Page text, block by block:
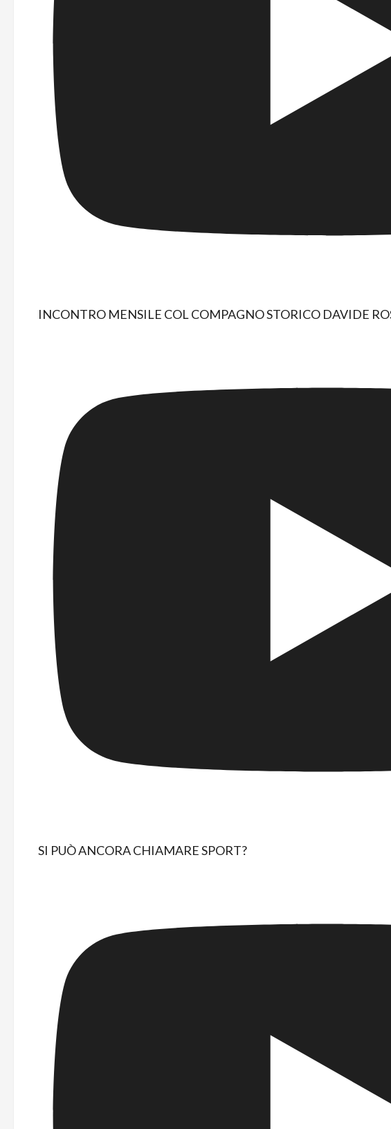
INCONTRO MENSILE COL COMPAGNO STORICO DAVIDE
SI PUÒ ANCORA CHIAMARE SPORT?